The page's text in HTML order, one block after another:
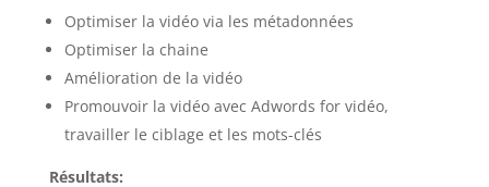
Optimiser la vidéo via les métadonnées
Optimiser la chaine
Amélioration de la vidéo
Promouvoir la vidéo avec Adwords for vidéo,
travailler le ciblage et les mots-clés
Résultats: